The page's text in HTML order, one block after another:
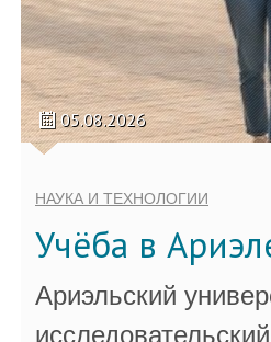
05.08.2026
НАУКА И ТЕХНОЛОГИИ
Учёба в
Ариэльский